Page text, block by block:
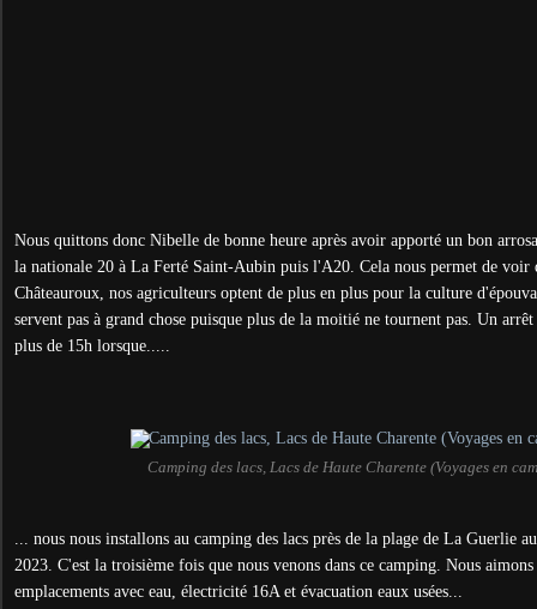
Nous quittons donc Nibelle de bonne heure après avoir apporté un bon
la nationale 20 à La Ferté Saint-Aubin puis l'A20. Cela nous permet de voir
Châteauroux, nos agriculteurs optent de plus en plus pour la culture
servent pas à grand chose puisque plus de la moitié ne tournent pas. Un
plus de 15h lorsque.....
Camping des lacs, Lacs de Haute Charente (Voyages en
... nous nous installons au camping des lacs près de la plage de La Guerlie
2023. C'est la troisième fois que nous venons dans ce camping. Nous
emplacements avec eau, électricité 16A et évacuation eaux usées...